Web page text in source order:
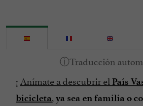
¡ Anímate a descubrir el País
bicicleta, ya sea en familia o